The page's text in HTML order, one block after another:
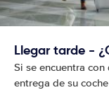
Llegar tarde -
Si se encuentra
entrega de su